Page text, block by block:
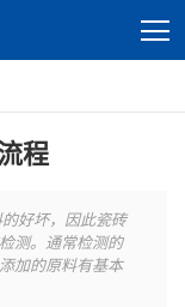
程
好坏，因此瓷砖
测。通常检测的
加的原料有基本